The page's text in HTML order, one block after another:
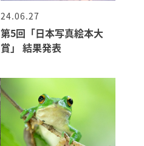
24.06.27
第5回「日本写真絵本大
賞」 結果発表